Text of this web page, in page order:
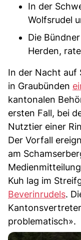
In der
Wolfsrudel
Die
Herden,
In der Nacht auf
in Graubünden
kantonalen
ersten Fall, bei
Nutztier einer
Der Vorfall
am
Kuh lag im
Beverinrudels.
problematisch».